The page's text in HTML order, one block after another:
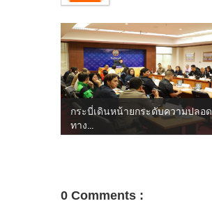
กระบี่เดินหน้ายกระดับความปลอ
ทาง...
0 Comments :